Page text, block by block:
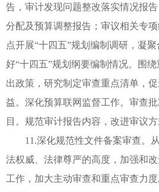
告，审计发现问题整改落实情况报
分配及预算调整报告；审议相关专
点开展“十四五”规划编制调研，凝
好“十四五”规划纲要编制情况。围
出政策，研究制定审查重点清单，
益。深化预算联网监督工作。审查
目。规范审计报告内容，改进审议方
11.深化规范性文件备案审查。
法权威、法律尊严的高度，加强和
工作，加大主动审查和重点审查力